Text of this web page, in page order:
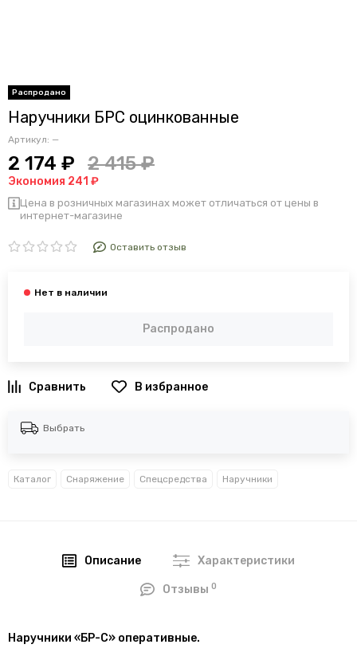
Наручники БРС оцинкованные
Артикул: —
2 174 ₽ 2 415 ₽
Экономия 241 ₽
Цена в розничных магазинах может отличаться от цены в
интернет-магазине
Оставить отзыв
Распродано
В избранное
Выбрать
Каталог Снаряжение Спецсредства Наручники
Описание Характеристики
Отзывы0
Наручники «БР-С» оперативные.